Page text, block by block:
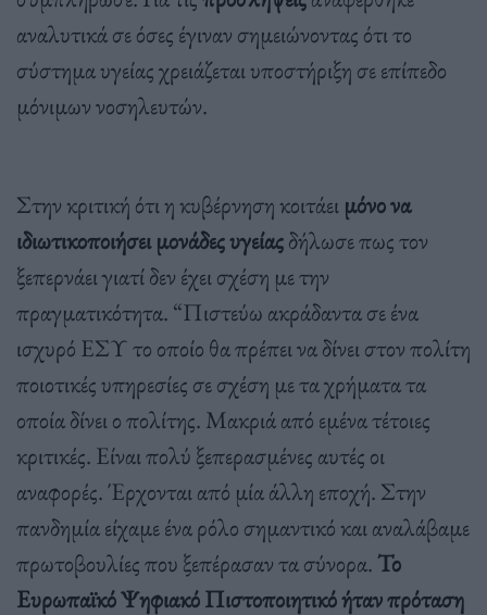
αναλυτικά σε όσες έγιναν σημειώνοντας ότι το
σύστημα υγείας χρειάζεται υποστήριξη σε επίπεδο
μόνιμων νοσηλευτών.
Στην κριτική ότι η κυβέρνηση κοιτάει μόνο να
ιδιωτικοποιήσει μονάδες υγείαςδήλωσε πως τον
ξεπερνάει γιατί δεν έχει σχέση με την
πραγματικότητα. “Πιστεύω ακράδαντα σε ένα
ισχυρό ΕΣΥ το οποίο θα πρέπει να δίνει στον πολίτη
ποιοτικές υπηρεσίες σε σχέση με τα χρήματα τα
οποία δίνει ο πολίτης. Μακριά από εμένα τέτοιες
κριτικές. Είναι πολύ ξεπερασμένες αυτές οι
αναφορές. Έρχονται από μία άλλη εποχή. Στην
πανδημία είχαμε ένα ρόλο σημαντικό και αναλάβαμε
πρωτοβουλίες που ξεπέρασαν τα σύνορα. Το
Ευρωπαϊκό Ψηφιακό Πιστοποιητικό ήταν πρόταση